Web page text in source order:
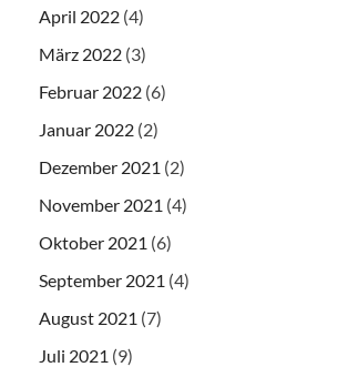
April 2022 (4)
März 2022 (3)
Februar 2022 (6)
Januar 2022 (2)
Dezember 2021 (2)
November 2021 (4)
Oktober 2021 (6)
September 2021 (4)
August 2021 (7)
Juli 2021 (9)